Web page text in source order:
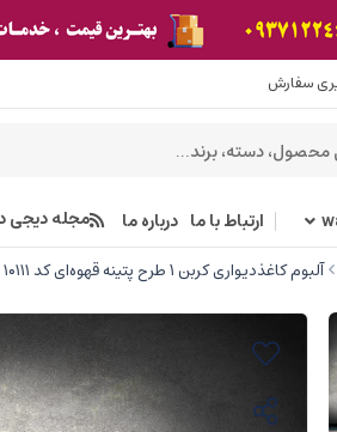
سفارش
ارتباط با ما درباره ما مجله دیجی
آلبوم کاغذدیواری کربن 1 طرح پتینه قهوه‌ای کد ۱۰۱۱۱